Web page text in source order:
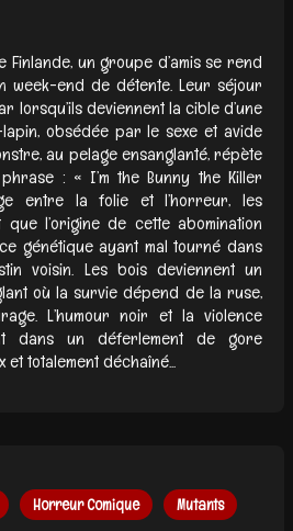
Finlande, un groupe d’amis se rend
week-end de détente. Leur séjour
lorsqu’ils deviennent la cible d’une
obsédée par le sexe et avide
au pelage ensanglanté, répète
: « I’m the Bunny the Killer
entre la folie et l’horreur, les
l’origine de cette abomination
génétique ayant mal tourné dans
voisin. Les bois deviennent un
où la survie dépend de la ruse,
L’humour noir et la violence
dans un déferlement de gore
totalement déchaîné...
Horreur Comique Mutants